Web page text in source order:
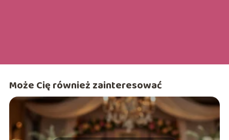
Może Cię również zainteresować